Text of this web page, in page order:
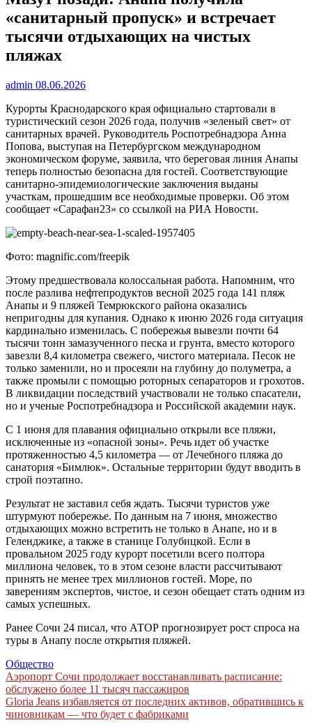
«санитарный пропуск» и встречает
тысячи отдыхающих на чистых
пляжах
admin 08.06.2026
Курорты Краснодарского края официально стартовали в
туристический сезон 2026 года, получив «зеленый свет» от
санитарных врачей. Руководитель Роспотребнадзора Анна
Попова, выступая на Петербургском международном
экономическом форуме, заявила, что береговая линия Анапы
теперь полностью безопасна для гостей. Соответствующие
санитарно-эпидемиологические заключения выданы
участкам, прошедшим все необходимые проверки. Об этом
сообщает «Сарафан23» со ссылкой на РИА Новости.
Фото: magnific.com/freepik
Этому предшествовала колоссальная работа. Напомним, что
после разлива нефтепродуктов весной 2025 года 141 пляж
Анапы и 9 пляжей Темрюкского района оказались
непригодны для купания. Однако к июню 2026 года ситуация
кардинально изменилась. С побережья вывезли почти 64
тысячи тонн замазученного песка и грунта, вместо которого
завезли 8,4 километра свежего, чистого материала. Песок не
только заменили, но и просеяли на глубину до полуметра, а
также промыли с помощью роторных сепараторов и грохотов.
В ликвидации последствий участвовали не только спасатели,
но и ученые Роспотребнадзора и Российской академии наук.
С 1 июня для плавания официально открыли все пляжи,
исключенные из «опасной зоны». Речь идет об участке
протяженностью 4,5 километра — от Лечебного пляжа до
санатория «Бимлюк». Остальные территории будут вводить в
строй поэтапно.
Результат не заставил себя ждать. Тысячи туристов уже
штурмуют побережье. По данным на 7 июня, множество
отдыхающих можно встретить не только в Анапе, но и в
Геленджике, а также в станице Голубицкой. Если в
провальном 2025 году курорт посетили всего полтора
миллиона человек, то в этом сезоне власти рассчитывают
принять не менее трех миллионов гостей. Море, по
заверениям экспертов, чистое, и сезон обещает стать одним из
самых успешных.
Ранее Сочи 24 писал, что АТОР прогнозирует рост спроса на
туры в Анапу после открытия пляжей.
Общество
Навигация
по
записям
Аэропорт Сочи продолжает восстанавливать расписание:
обслужено более 11 тысяч пассажиров
Gloria Jeans избавляется от последних активов, обратившись к
чиновникам — что будет с фабриками